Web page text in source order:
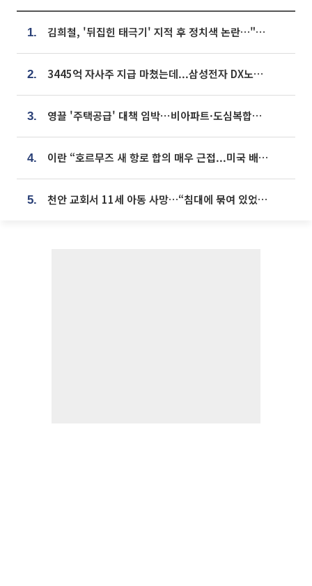
1. 김희철, '뒤집힌 태극기' 지적 후 정치색 논란…"좌우 떠나 우리나라 국기"
2. 3445억 자사주 지급 마쳤는데...삼성전자 DX노조, 뒤늦은 '떼쓰기 집회'
3. 영끌 '주택공급' 대책 임박⋯비아파트·도심복합까지 총동원
4. 이란 “호르무즈 새 항로 합의 매우 근접...미국 배상 먼저”
5. 천안 교회서 11세 아동 사망…“침대에 묶여 있었다” 진술 확보